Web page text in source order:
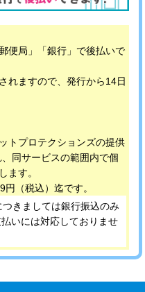
便局」「銀行」で後払いで
れますので、発行から14日
トプロテクションズの提供
同サービスの範囲内で個
ます。
（税込）迄です。
きましては銀行振込のみ
いには対応しておりませ